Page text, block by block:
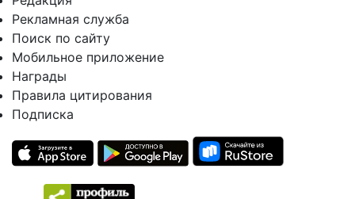
Рекламная служба
Поиск по сайту
Мобильное приложение
Награды
Правила цитирования
Подписка